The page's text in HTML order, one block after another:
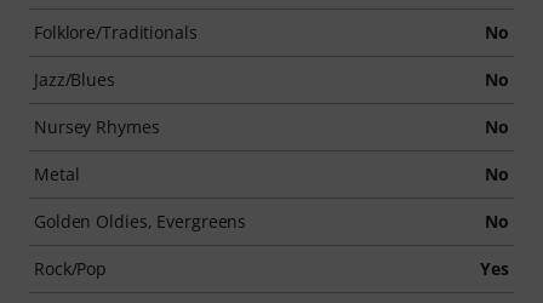
Folklore/Traditionals No
Jazz/Blues No
Nursey Rhymes No
Metal No
Golden Oldies, Evergreens No
Rock/Pop Yes